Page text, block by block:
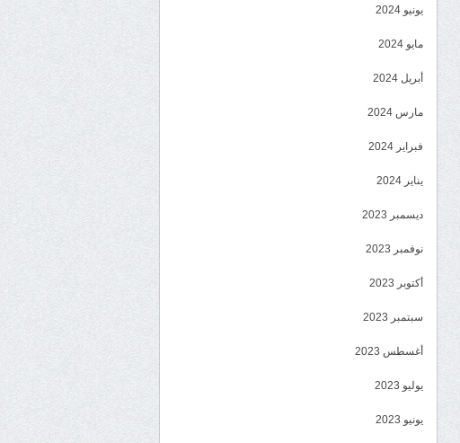
يونيو 2024
مايو 2024
أبريل 2024
مارس 2024
فبراير 2024
يناير 2024
ديسمبر 2023
نوفمبر 2023
أكتوبر 2023
سبتمبر 2023
أغسطس 2023
يوليو 2023
يونيو 2023